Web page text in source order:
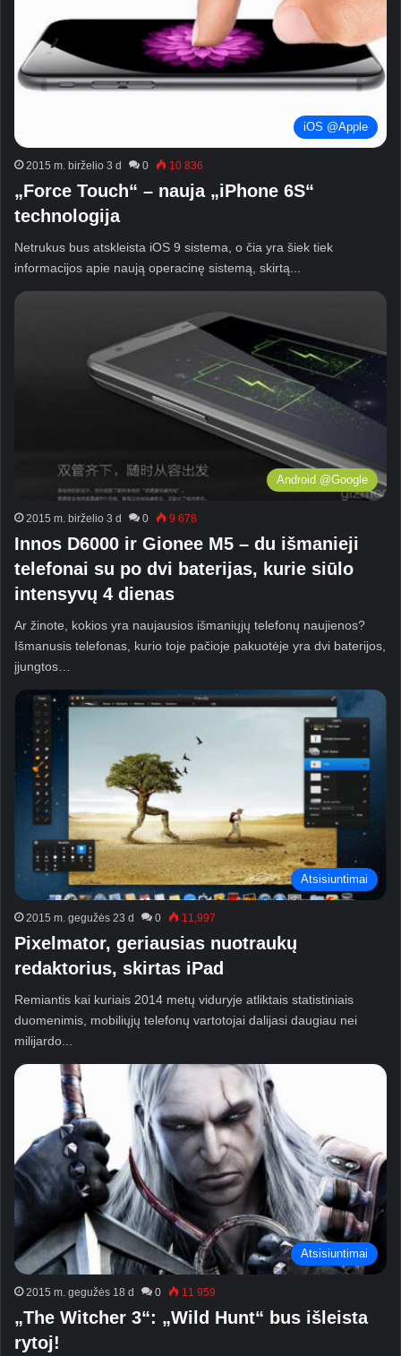
iOS @Apple
2015 m. birželio 3 d 0 10 836
„Force Touch“ – nauja „iPhone 6S“
technologija
Netrukus bus atskleista iOS 9 sistema, o čia yra šiek tiek
informacijos apie naują operacinę sistemą, skirtą...
Android @Google
2015 m. birželio 3 d 0 9 678
Innos D6000 ir Gionee M5 – du išmanieji
telefonai su po dvi baterijas, kurie siūlo
intensyvų 4 dienas
Ar žinote, kokios yra naujausios išmaniųjų telefonų naujienos?
Išmanusis telefonas, kurio toje pačioje pakuotėje yra dvi baterijos,
įjungtos…
Atsisiuntimai
2015 m. gegužės 23 d 0 11,997
Pixelmator, geriausias nuotraukų
redaktorius, skirtas iPad
Remiantis kai kuriais 2014 metų viduryje atliktais statistiniais
duomenimis, mobiliųjų telefonų vartotojai dalijasi daugiau nei
milijardo...
Atsisiuntimai
2015 m. gegužės 18 d 0 11 959
„The Witcher 3“: „Wild Hunt“ bus išleista
rytoj!